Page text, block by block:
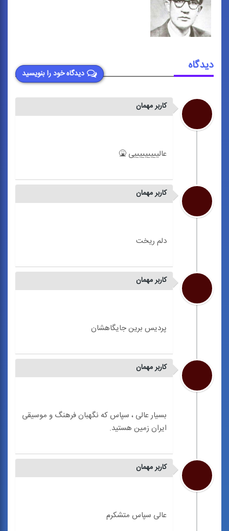
دیدگاه خود را بنویسید
دیدگاه
کاربر مهمان
کاربر مهمان
کاربر مهمان
کاربر مهمان
بسیار عالی ، سپاس که نگهبان فرهنگ و موسیقی
کاربر مهمان